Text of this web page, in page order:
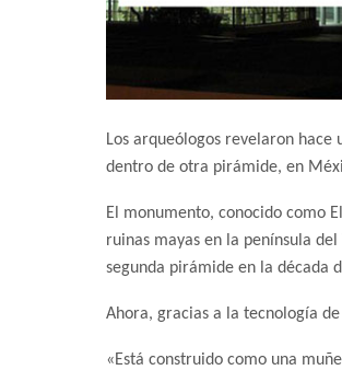
Los arqueólogos revelaron
dentro de otra pirámide, en
El monumento, conocido como
ruinas mayas en la península
segunda pirámide en la década
Ahora, gracias a la tecnología
«Está construido como una